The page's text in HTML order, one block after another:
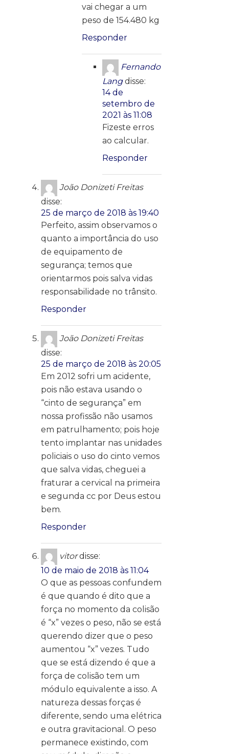
vai chegar a um
peso de 154.480 kg
Responder
Fernando
Lang disse:
14 de
setembro de
2021 às 11:08
Fizeste erros
ao calcular.
Responder
João Donizeti Freitas
disse:
25 de março de 2018 às 19:40
Perfeito, assim observamos o
quanto a importância do uso
de equipamento de
segurança; temos que
orientarmos pois salva vidas
responsabilidade no trânsito.
Responder
João Donizeti Freitas
disse:
25 de março de 2018 às 20:05
Em 2012 sofri um acidente,
pois não estava usando o
“cinto de segurança” em
nossa profissão não usamos
em patrulhamento; pois hoje
tento implantar nas unidades
policiais o uso do cinto vemos
que salva vidas, cheguei a
fraturar a cervical na primeira
e segunda cc por Deus estou
bem.
Responder
vitor disse:
10 de maio de 2018 às 11:04
O que as pessoas confundem
é que quando é dito que a
força no momento da colisão
é “x” vezes o peso, não se está
querendo dizer que o peso
aumentou “x” vezes. Tudo
que se está dizendo é que a
força de colisão tem um
módulo equivalente a isso. A
natureza dessas forças é
diferente, sendo uma elétrica
e outra gravitacional. O peso
permanece existindo, com